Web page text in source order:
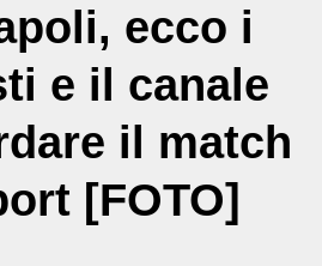
ecco i
e il canale
il match
[FOTO]